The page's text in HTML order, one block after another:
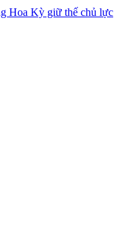
Hoa Kỳ giữ thế chủ lực